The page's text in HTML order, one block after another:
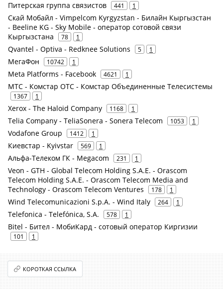
Питерская группа связистов 441 1
Скай Мобайл - Vimpelcom Kyrgyzstan - Билайн Кыргызстан
- Beeline KG - ‎Sky Mobile - оператор сотовой связи
Кыргызстана
78 1
Qvantel - Optiva - Redknee Solutions 5 1
МегаФон 10742 1
Meta Platforms - Facebook 4621 1
МТС - Комстар ОТС - Комстар Объединенные Телесистемы
1367 1
Xerox - The Haloid Company 1168 1
Telia Company - TeliaSonera - Sonera Telecom 1053 1
Vodafone Group 1412 1
Киевстар - Kyivstar 569 1
Альфа-Телеком ГК - Megacom 231 1
Veon - GTH - Global Telecom Holding S.A.E. - Orascom
Telecom Holding S.A.E. - Orascom Telecom Media and
Technology - Orascom Telecom Ventures
178 1
Wind Telecomunicazioni S.p.A. - Wind Italy 264 1
Telefonica - Telefónica, S.A. 578 1
Bitel - Бител - МобиКард - сотовый оператор Киргизии
101 1
КОРОТКАЯ ССЫЛКА